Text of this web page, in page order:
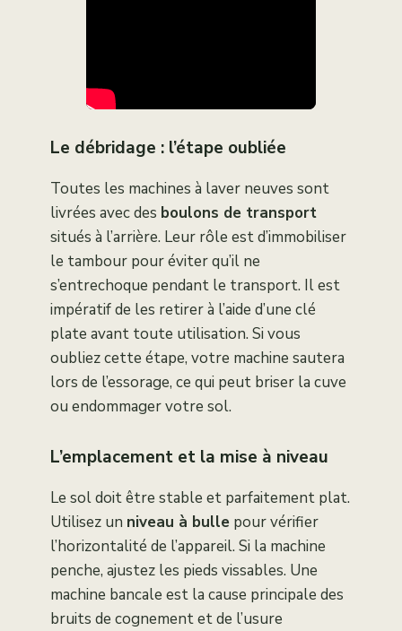
Le débridage : l’étape oubliée
Toutes les machines à laver neuves sont
livrées avec des boulons de transport
situés à l’arrière. Leur rôle est d’immobiliser
le tambour pour éviter qu’il ne
s’entrechoque pendant le transport. Il est
impératif de les retirer à l’aide d’une clé
plate avant toute utilisation. Si vous
oubliez cette étape, votre machine sautera
lors de l’essorage, ce qui peut briser la cuve
ou endommager votre sol.
L’emplacement et la mise à niveau
Le sol doit être stable et parfaitement plat.
Utilisez un niveau à bulle pour vérifier
l’horizontalité de l’appareil. Si la machine
penche, ajustez les pieds vissables. Une
machine bancale est la cause principale des
bruits de cognement et de l’usure